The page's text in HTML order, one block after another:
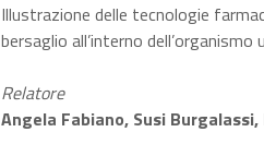
Illustrazione delle tecnologie
bersaglio all’interno dell’organismo
Relatore
Angela Fabiano, Susi